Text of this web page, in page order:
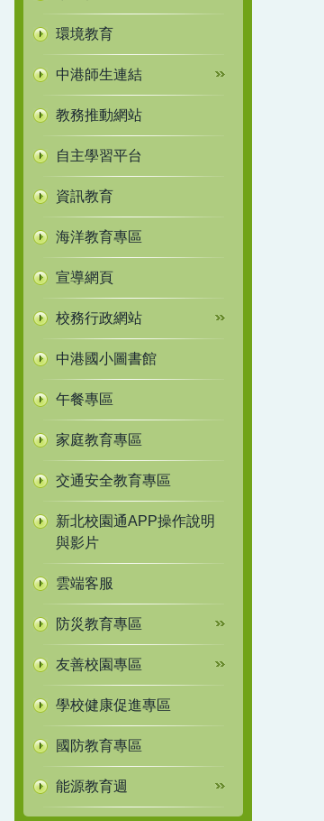
環境教育
中港師生連結
教務推動網站
自主學習平台
資訊教育
海洋教育專區
宣導網頁
校務行政網站
中港國小圖書館
午餐專區
家庭教育專區
交通安全教育專區
新北校園通APP操作說明
與影片
雲端客服
防災教育專區
友善校園專區
學校健康促進專區
國防教育專區
能源教育週